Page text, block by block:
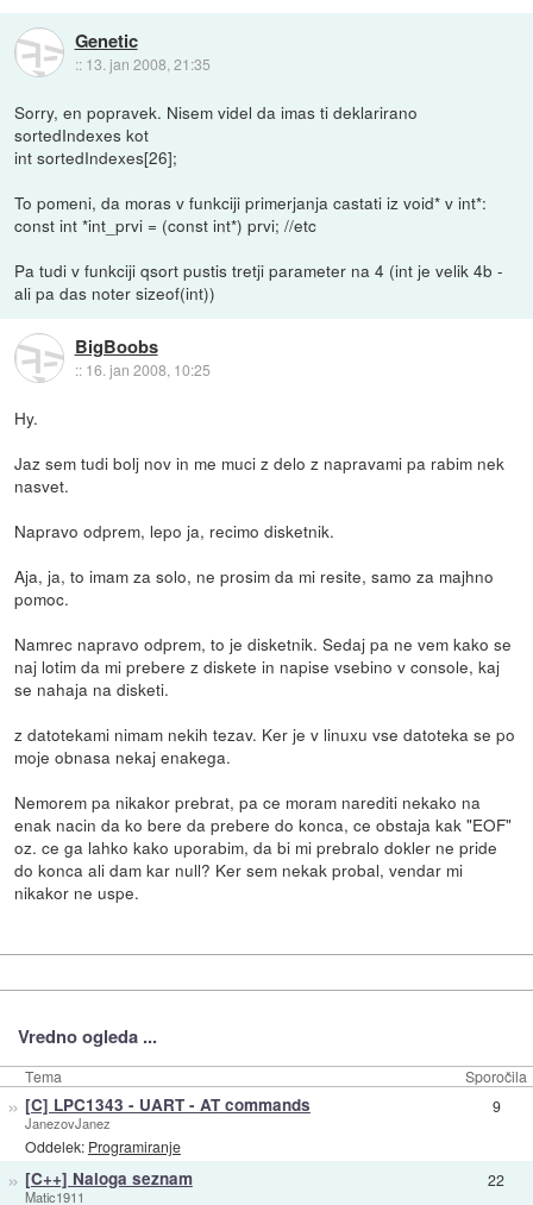
Genetic
:: 13. jan 2008, 21:35
Sorry, en popravek. Nisem videl da imas ti deklarirano
sortedIndexes kot
int sortedIndexes[26];
To pomeni, da moras v funkciji primerjanja castati iz void* v int*:
const int *int_prvi = (const int*) prvi; //etc
Pa tudi v funkciji qsort pustis tretji parameter na 4 (int je velik 4b -
ali pa das noter sizeof(int))
BigBoobs
:: 16. jan 2008, 10:25
Hy.
Jaz sem tudi bolj nov in me muci z delo z napravami pa rabim nek
nasvet.
Napravo odprem, lepo ja, recimo disketnik.
Aja, ja, to imam za solo, ne prosim da mi resite, samo za majhno
pomoc.
Namrec napravo odprem, to je disketnik. Sedaj pa ne vem kako se
naj lotim da mi prebere z diskete in napise vsebino v console, kaj
se nahaja na disketi.
z datotekami nimam nekih tezav. Ker je v linuxu vse datoteka se po
moje obnasa nekaj enakega.
Nemorem pa nikakor prebrat, pa ce moram narediti nekako na
enak nacin da ko bere da prebere do konca, ce obstaja kak "EOF"
oz. ce ga lahko kako uporabim, da bi mi prebralo dokler ne pride
do konca ali dam kar null? Ker sem nekak probal, vendar mi
nikakor ne uspe.
Vredno ogleda ...
Tema Sporočila
» [C] LPC1343 - UART - AT commands
JanezovJanez
Oddelek: Programiranje
9
» [C++] Naloga seznam
Matic1911
22